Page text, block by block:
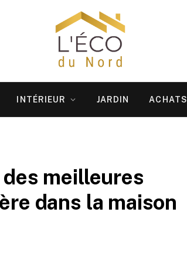
INTÉRIEUR JARDIN ACHATS
des meilleures
dans la maison